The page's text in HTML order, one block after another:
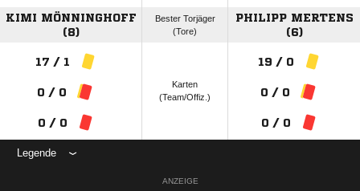
KIMI MÖNNINGHOFF
(8)
Bester Torjäger
(Tore)
PHILIPP MERTENS
(6)
17 / 1
0 / 0
0 / 0
Karten
(Team/Offiz.)
19 / 0
0 / 0
0 / 0
Legende
ANZEIGE